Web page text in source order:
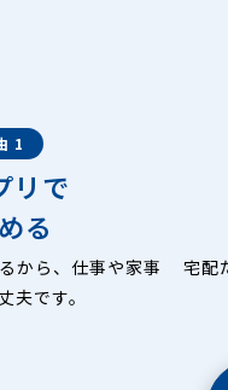
1
リで
る
から、仕事や家事
夫です。
宅配